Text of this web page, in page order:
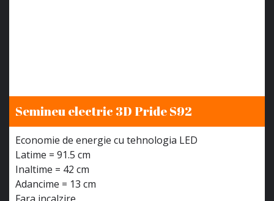
Semineu electric 3D Pride S92
Economie de energie cu tehnologia LED
Latime = 91.5 cm
Inaltime = 42 cm
Adancime = 13 cm